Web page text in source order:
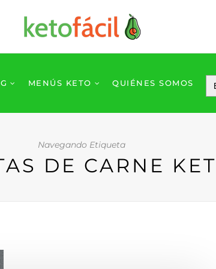
MENÚS KETO QUIÉNES SOMOS
Navegando Etiqueta
DE CARNE